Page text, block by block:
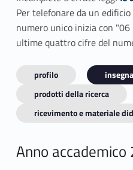
Per telefonare da un
numero unico inizia con
ultime quattro cifre del
profilo
prodotti della ricerca
ricevimento e materiale
Anno